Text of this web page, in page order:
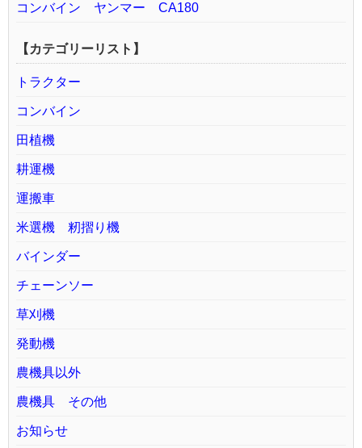
コンバイン ヤンマー CA180
【カテゴリーリスト】
トラクター
コンバイン
田植機
耕運機
運搬車
米選機 籾摺り機
バインダー
チェーンソー
草刈機
発動機
農機具以外
農機具 その他
お知らせ